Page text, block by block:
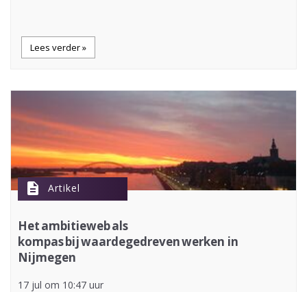
Lees verder »
description Artikel
Het ambitieweb als
kompas bij waardegedreven werken in
Nijmegen
17 jul om 10:47 uur